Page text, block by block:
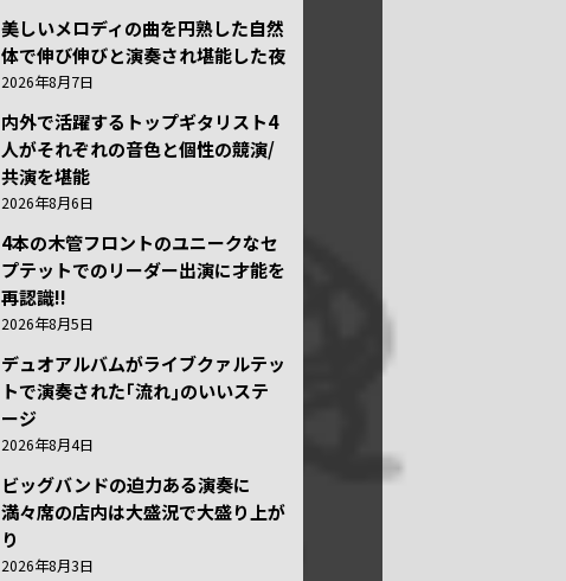
美しいメロディの曲を円熟した自然
体で伸び伸びと演奏され堪能した夜
2026年8月7日
内外で活躍するトップギタリスト4
人がそれぞれの音色と個性の競演/
共演を堪能
2026年8月6日
4本の木管フロントのユニークなセ
プテットでのリーダー出演に才能を
再認識!!
2026年8月5日
デュオアルバムがライブクァルテッ
トで演奏された｢流れ｣のいいステ
ージ
2026年8月4日
ビッグバンドの迫力ある演奏に
満々席の店内は大盛況で大盛り上が
り
2026年8月3日